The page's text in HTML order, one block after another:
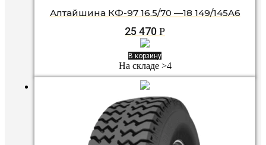
Алтайшина КФ-97 16.5/70 —18 149/145A6
25 470 Р
В корзину
На складе >4